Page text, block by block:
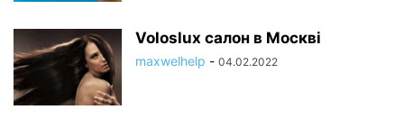
Voloslux салон в Москві
maxwelhelp - 04.02.2022